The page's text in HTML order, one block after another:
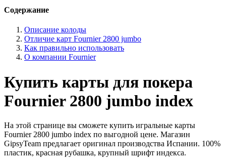
Содержание
Описание колоды
Отличие карт Fournier 2800 jumbo
Как правильно использовать
О компании Fournier
Купить карты для покера
Fournier 2800 jumbo index
На этой странице вы сможете купить игральные карты
Fournier 2800 jumbo index по выгодной цене. Магазин
GipsyTeam предлагает оригинал производства Испании. 100%
пластик, красная рубашка, крупный шрифт индекса.